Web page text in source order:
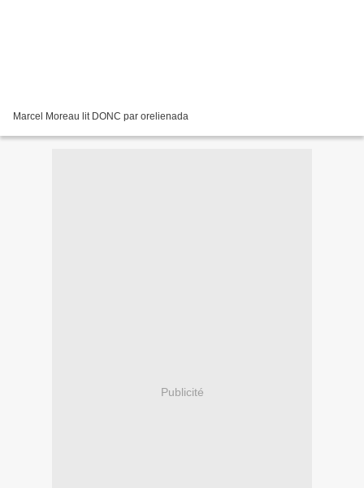
Marcel Moreau lit DONC par orelienada
Publicité